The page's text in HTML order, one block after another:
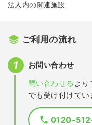
法人内の関連施設
ご利用の流れ
お問い合わせ
問い合わせる よ
でも受け付けてい
0120-